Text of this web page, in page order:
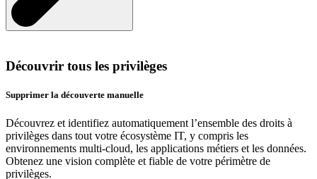
Découvrir tous les privilèges
Supprimer la découverte manuelle
Découvrez et identifiez automatiquement l’ensemble des droits à
privilèges dans tout votre écosystème IT, y compris les
environnements multi-cloud, les applications métiers et les données.
Obtenez une vision complète et fiable de votre périmètre de
privilèges.